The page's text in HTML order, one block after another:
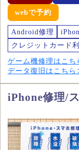
webで予約
Android修理
クレジットカード
ゲーム機修理はこち
データ復旧はこちら
iPhone修理/